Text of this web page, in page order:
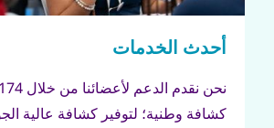
كشافة وطنية؛ لتوفير كشافة عالية